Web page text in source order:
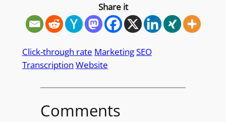
Share it
Click-through rate MarketingSEO
Transcription Website
Comments